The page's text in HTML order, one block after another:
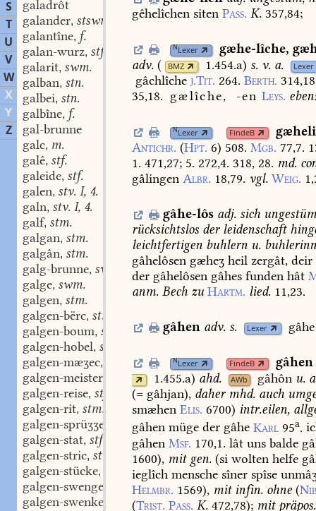
S
T
U
V
W
X
Y
Z
galadrôt
galander, stswm.
galantîne, f.
galan-wurz, stf.
galarit, swm.
galban, stn.
galbei, stn.
galbîne, f.
gal-brunne
galc, m.
galê, stf.
galeide, stf.
galen, stv. I, 4.
galn, stv. I, 4.
galf, stm.
galgan, stm.
galgân, stm.
galg-brunne, swm.
galge, swm.
galgen, stm.
galgen-bërc, stm.
galgen-boum, stm.
galgen-hobel, stm.
galgen-mæʒec,
galgen-meister
galgen-reise, stf.
galgen-rit, stm.
galgen-sprüʒʒel
stm.
galgen-stat, stf.
galgen-stric, stm.
galgen-stücke,
galgen-swengel
stm.
galgen-swenkel
stm.
gêhelîchen siten Pass. K. 357,84;
NLexer gæhe-lîche,
adv. ( BMZ 1.454.a) s. v. a. Lexer
gâchlîche j.Tit. 264. Berth.
35,18. gælîche, -en Leys.
NLexer FindeB
Antichr. (Hpt. 6) 508. Mgb. 77,7.
1. 471,27; 5. 272,4. 318, 28. md.
gâlingen Albr. 18,79. vgl. Weig.
gâhe-lôs adj. sich
rücksichtslos derleidenschaft
leichtfertigen buhlern u.
gâhelôsen gæheʒ heil zergât, deir
der gâhelôsen gâhes funden hât
anm. Bech zu Hartm. lied. 11,23.
gâhen adv. s. Lexer gâhe
NLexer FindeB
gâhen
1.455.a) ahd. AWb gâhôn u.
(= gâhjan), daher mhd. auch
smæhen Elis. 6700) intr.eilen,
gâhen müge der gâhe Karl 95a.
gâhen Msf. 170,1. lât uns balde
1600), mitgen. (si wolten helfe
ieglîch mensche sîner spîse
Helmbr. 1569), mitinfin. ohne (
(Trist. Pass. K. 472,78); mit